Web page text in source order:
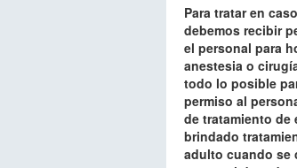
Para tratar en
debemos recibir
el personal para
anestesia o
todo lo posible
permiso al
de tratamiento de
brindado
adulto cuando se